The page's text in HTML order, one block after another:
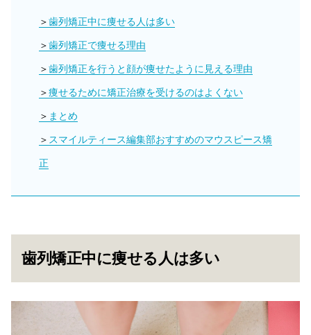
歯列矯正中に痩せる人は多い
歯列矯正で痩せる理由
歯列矯正を行うと顔が痩せたように見える理由
痩せるために矯正治療を受けるのはよくない
まとめ
スマイルティース編集部おすすめのマウスピース矯
正
歯列矯正中に痩せる人は多い